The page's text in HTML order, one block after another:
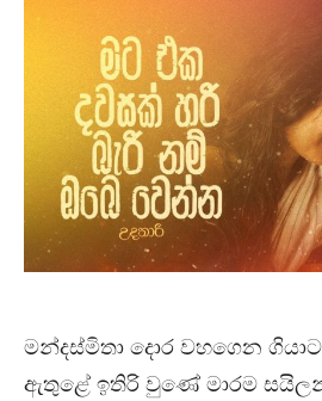
මන්දස්මිතා දොර වහගෙන
ඇතුළේ ඉතිරි වුණේ මාරම